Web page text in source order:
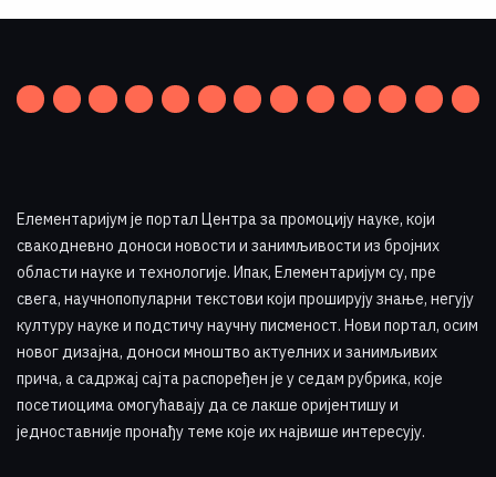
Елементаријум је портал Центра за промоцију науке, који
свакодневно доноси новости и занимљивости из бројних
области науке и технологије. Ипак, Елементаријум су, пре
свега, научнопопуларни текстови који проширују знање, негују
културу науке и подстичу научну писменост. Нови портал, осим
новог дизајна, доноси мноштво актуелних и занимљивих
прича, а садржај сајта распоређен је у седам рубрика, које
посетиоцима омогућавају да се лакше оријентишу и
једноставније пронађу теме које их највише интересују.